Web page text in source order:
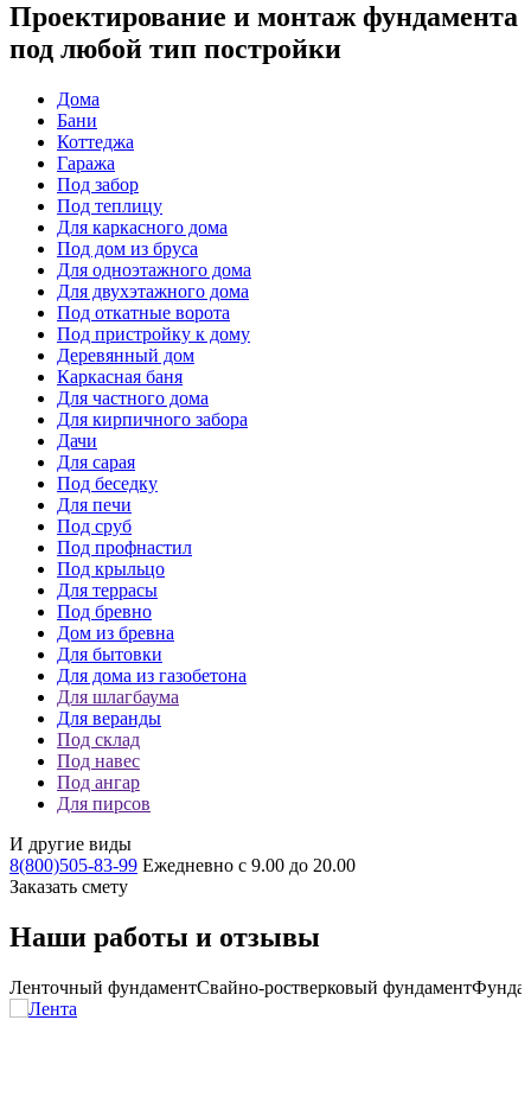
Проектирование и монтаж фундамента
под любой тип постройки
Дома
Бани
Коттеджа
Гаража
Под забор
Под теплицу
Для каркасного дома
Под дом из бруса
Для одноэтажного дома
Для двухэтажного дома
Под откатные ворота
Под пристройку к дому
Деревянный дом
Каркасная баня
Для частного дома
Для кирпичного забора
Дачи
Для сарая
Под беседку
Для печи
Под сруб
Под профнастил
Под крыльцо
Для террасы
Под бревно
Дом из бревна
Для бытовки
Для дома из газобетона
Для шлагбаума
Для веранды
Под склад
Под навес
Под ангар
Для пирсов
И другие виды
8(800)505-83-99 Ежедневно с 9.00 до 20.00
Заказать смету
Наши работы и отзывы
Ленточный фундаментСвайно-ростверковый фундамент